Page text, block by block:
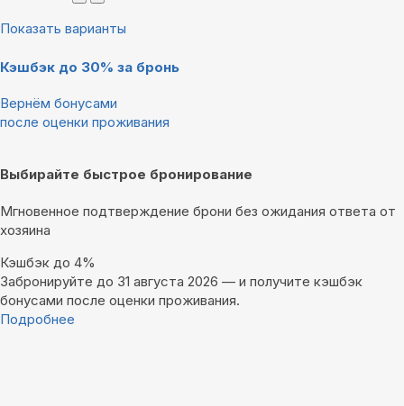
Показать варианты
Кэшбэк до 30% за бронь
Вернём бонусами
после оценки проживания
Выбирайте быстрое бронирование
Мгновенное подтверждение брони без ожидания ответа от
хозяина
Кэшбэк до 4%
Забронируйте до 31 августа 2026 — и получите кэшбэк
бонусами после оценки проживания.
Подробнее